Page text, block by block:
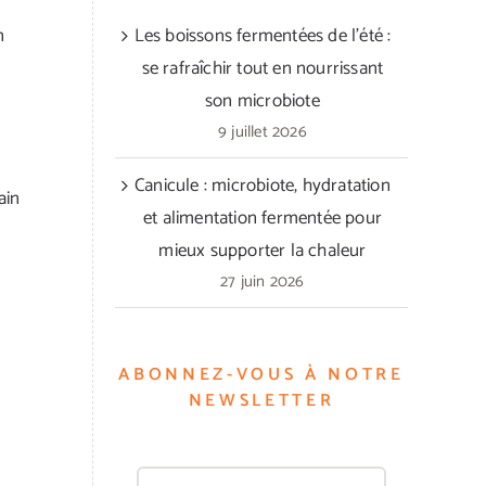
Les boissons fermentées de l’été :
se rafraîchir tout en nourrissant
son microbiote
9 juillet 2026
Canicule : microbiote, hydratation
et alimentation fermentée pour
mieux supporter la chaleur
27 juin 2026
ABONNEZ-VOUS À NOTRE
NEWSLETTER